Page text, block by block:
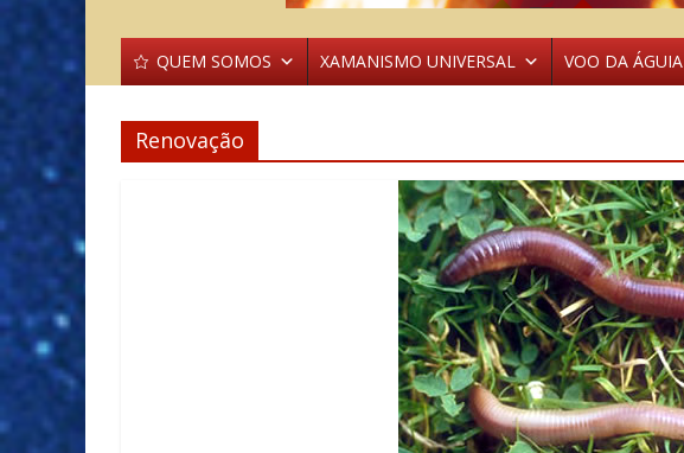
QUEM SOMOS XAMANISMO UNIVERSAL VOO DA ÁGUIA
Renovação